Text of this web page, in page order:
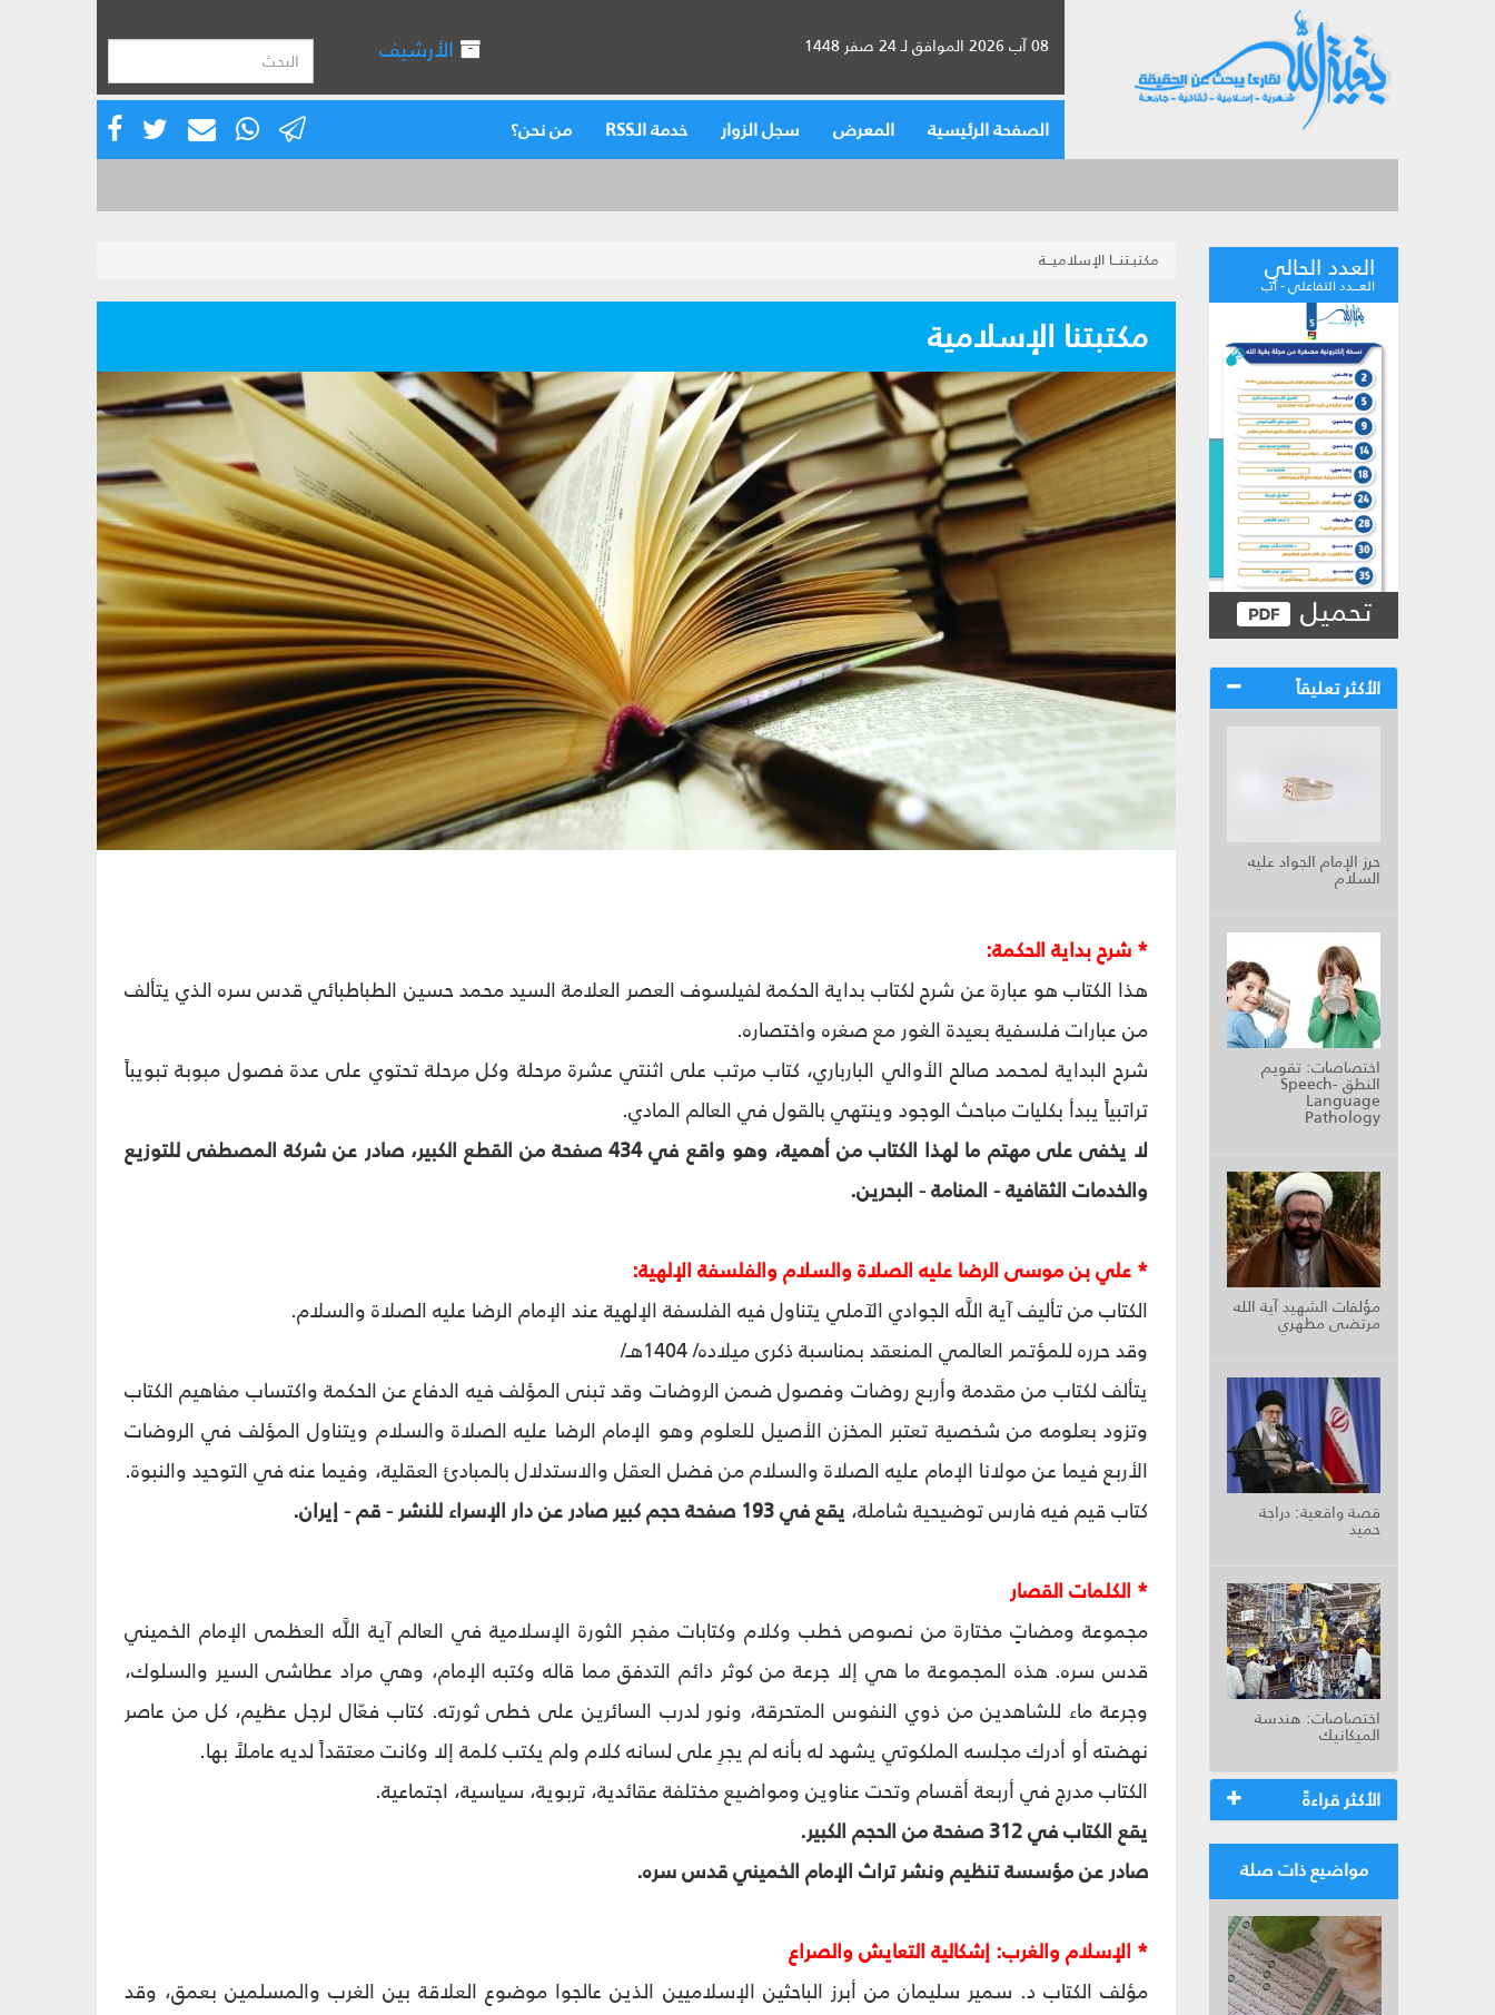
08 آب 2026 الموافق لـ 24 صفر 1448 الأرشيف
الصفحة الرئيسية المعرض سجل الزوار خدمة الـRSS من نحن؟
العدد الحالي
العـــدد التفاعلي - آب
تحميل
الأكثر تعليقاً
حرز الإمام الجواد عليه
السلام
اختصاصات: تقويم
النطق Speech-
Language
Pathology
مؤلفات الشهيد آية الله
مرتضى مطهري
قصة واقعية: دراجة
حميد
اختصاصات: هندسة
الميكانيك
الأكثر قراءةً
مواضيع ذات صلة
مكتبـتنـــا الإسلاميـــة
مكتبتنا الإسلامية
* شرح بداية الحكمة:
هذا الكتاب هو عبارة عن شرح لكتاب بداية الحكمة لفيلسوف العصر العلامة السيد محمد حسين الطباطبائي قدس سره الذي يتألف
من عبارات فلسفية بعيدة الغور مع صغره واختصاره.
شرح البداية لمحمد صالح الأوالي البارباري، كتاب مرتب على اثنتي عشرة مرحلة وكل مرحلة تحتوي على عدة فصول مبوبة تبويباً
تراتبياً يبدأ بكليات مباحث الوجود وينتهي بالقول في العالم المادي.
لا يخفى على مهتم ما لهذا الكتاب من أهمية، وهو واقع في 434 صفحة من القطع الكبير، صادر عن شركة المصطفى للتوزيع
والخدمات الثقافية - المنامة - البحرين.
* علي بن موسى الرضا عليه الصلاة والسلام والفلسفة الإلهية:
الكتاب من تأليف آية اللَّه الجوادي الآملي يتناول فيه الفلسفة الإلهية عند الإمام الرضا عليه الصلاة والسلام.
وقد حرره للمؤتمر العالمي المنعقد بمناسبة ذكرى ميلاده/ 1404هـ/
يتألف لكتاب من مقدمة وأربع روضات وفصول ضمن الروضات وقد تبنى المؤلف فيه الدفاع عن الحكمة واكتساب مفاهيم الكتاب
وتزود بعلومه من شخصية تعتبر المخزن الأصيل للعلوم وهو الإمام الرضا عليه الصلاة والسلام ويتناول المؤلف في الروضات
الأربع فيما عن مولانا الإمام عليه الصلاة والسلام من فضل العقل والاستدلال بالمبادئ العقلية، وفيما عنه في التوحيد والنبوة.
كتاب قيم فيه فارس توضيحية شاملة، يقع في 193 صفحة حجم كبير صادر عن دار الإسراء للنشر - قم - إيران.
* الكلمات القصار
مجموعة ومضاتٍ مختارة من نصوص خطب وكلام وكتابات مفجر الثورة الإسلامية في العالم آية اللَّه العظمى الإمام الخميني
قدس سره. هذه المجموعة ما هي إلا جرعة من كوثر دائم التدفق مما قاله وكتبه الإمام، وهي مراد عطاشى السير والسلوك،
وجرعة ماء للشاهدين من ذوي النفوس المتحرقة، ونور لدرب السائرين على خطى ثورته. كتاب فعّال لرجل عظيم، كل من عاصر
نهضته أو أدرك مجلسه الملكوتي يشهد له بأنه لم يجرِ على لسانه كلام ولم يكتب كلمة إلا وكانت معتقداً لديه عاملاً بها.
الكتاب مدرج في أربعة أقسام وتحت عناوين ومواضيع مختلفة عقائدية، تربوية، سياسية، اجتماعية.
يقع الكتاب في 312 صفحة من الحجم الكبير.
صادر عن مؤسسة تنظيم ونشر تراث الإمام الخميني قدس سره.
* الإسلام والغرب: إشكالية التعايش والصراع
مؤلف الكتاب د. سمير سليمان من أبرز الباحثين الإسلاميين الذين عالجوا موضوع العلاقة بين الغرب والمسلمين بعمق، وقد